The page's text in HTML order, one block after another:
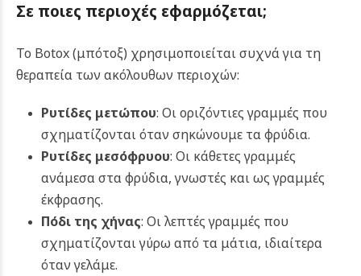
Σε ποιες περιοχές εφαρμόζεται;
Το Botox (μπότοξ) χρησιμοποιείται συχνά για τη
θεραπεία των ακόλουθων περιοχών:
Ρυτίδες μετώπου: Οι οριζόντιες γραμμές που
σχηματίζονται όταν σηκώνουμε τα φρύδια.
Ρυτίδες μεσόφρυου: Οι κάθετες γραμμές
ανάμεσα στα φρύδια, γνωστές και ως γραμμές
έκφρασης.
Πόδι της χήνας: Οι λεπτές γραμμές που
σχηματίζονται γύρω από τα μάτια, ιδιαίτερα
όταν γελάμε.